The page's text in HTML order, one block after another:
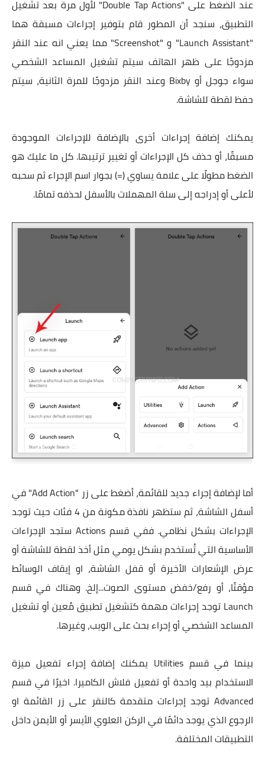
عند الضغط على "Double Tap Actions" لأول مرة بعد تشغيل
التطبيق، سنجد أن المطور قام بتوفير إجراءات مسبقة هما
"Launch Assistant" و "Screenshot" مما يعني انه عند النقر
مزدوجًا على ظهر الهاتف سيتم تشغيل المساعد الشخصي
سواء جوجل أو Bixby وعند النقر مزدوجًا للمرة الثانية، سيتم
حفظ لقطة للشاشة.
يمكنك إضافة إجراءات أخرى بالإضافة للإجراءات الموجودة
مسبقًا، أو حذف كل الإجراءات أو تغيير ترتيبها. كل ما عليك هو
الضغط مطولًا على علامة يساوي (=) بجوار اسم الإجراء ثم سحبه
لأعلى أو إدراجه إلى سلة المهملات بالأسفل لحذفه تمامًا.
أما لإضافة إجراء جديد للقائمة، أضغط على زر "Add Action" في
أسفل الشاشة، ثم ستظهر نافذة مكونة من 4 فئات حيث توجد
الإجراءات بشكل نظامي. ففي قسم Actions ستجد الإجراءات
الأساسية التي تُستخدم بشكل يومي مثل أخذ لقطة للشاشة أو
عرض الإشعارات الأخيرة أو قفل الشاشة، او إيقاف الوسائط
مؤقتًا، أو رفع/خفض مستوى الصوت...إلخ. وهناك في قسم
Launch توجد إجراءات مهمة كتشغيل تطبيق مُعين أو تشغيل
المساعد الشخصي أو إجراء بحث على الويب، وغيرها.
بينما في قسم Utilities يمكنك إضافة إجراء تفعيل ميزة
الاستخدام بيد واحدة أو تفعيل فلاش الكاميرا. اخيرًا في قسم
Advanced توجد إجراءات متقدمة كالنقر على زر القائمة او
الرجوع الذي يوجد دائمًا في الركن العلوي الأيسر أو الأيمن داخل
التطبيقات المختلفة.